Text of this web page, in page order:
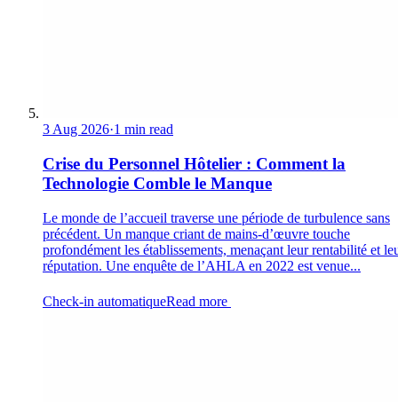
3 Aug 2026·1 min read
Crise du Personnel Hôtelier : Comment la
Technologie Comble le Manque
Le monde de l’accueil traverse une période de turbulence sans
précédent. Un manque criant de mains-d’œuvre touche
profondément les établissements, menaçant leur rentabilité et
réputation. Une enquête de l’AHLA en 2022 est venue...
Check-in automatiqueRead more